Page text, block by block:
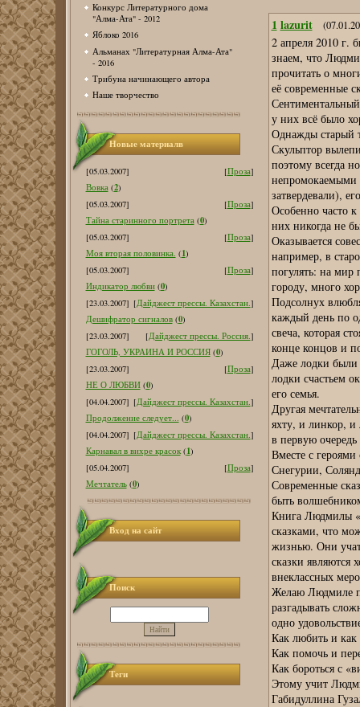
Конкурс Литературного дома
"Алма-Ата" - 2012
Яблоко 2016
Альманах "Литературная Алма-Ата"
- 2016
Трибуна начинающего автора
Наше творчество
Новые материалв
[05.03.2007] [Проза]
Вовка (2)
[05.03.2007]
[Проза]
Тайна старинного портрета (0)
[05.03.2007]
[Проза]
Моя вторая половинка. (1)
[05.03.2007]
[Проза]
Индикатор любви (0)
[23.03.2007] [Дайджест прессы. Казахстан.]
Дешифратор сигналов (0)
[23.03.2007]
[Дайджест прессы. Россия.]
ГОГОЛЬ, УКРАИНА И РОССИЯ (0)
[23.03.2007]
[Проза]
НЕ О ЛЮБВИ (0)
[04.04.2007] [Дайджест прессы. Казахстан.]
Продолжение следует... (0)
[04.04.2007] [Дайджест прессы. Казахстан.]
Карнавал в вихре красок (1)
[05.04.2007]
[Проза]
Мечтатель (0)
Вход на сайт
Поиск
Теги
1 lazurit
2 апреля 2010 г.
знаем, что
прочитать о
её современные
у них всё было
Однажды старый
Скульптор
поэтому всегда
непромокаемыми
затвердевали),
Особенно часто
них никогда не
Оказывается
например, в
погулять: на мир
городу, много
Подсолнух
каждый день по
свеча, которая
конце концов и
Даже лодки
лодки счастьем
его семья.
Другая
яхту, и линкор,
в первую
Вместе с
Снегурии,
Современные
быть
Книга Людмилы
сказками, что
жизнью. Они
сказки являются
внеклассных
Желаю Людмиле
разгадывать
одно
Как любить и как
Как помочь и
Как бороться с
Этому учит
Габидуллина